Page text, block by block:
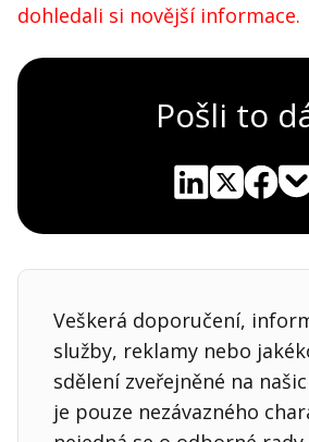
dohledali si novější informace.
Pošli to
Veškerá doporučení,
služby, reklamy nebo
sdělení zveřejněné na
je pouze nezávazného